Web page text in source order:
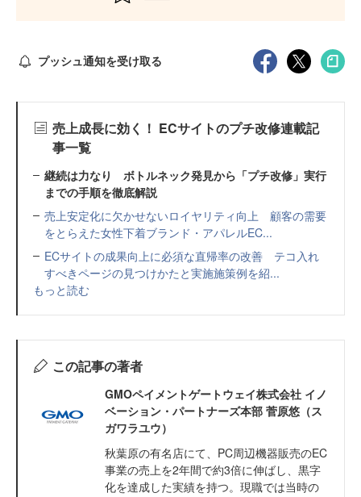
プッシュ通知を受け取る
売上成長に効く！ ECサイトのプチ改修連載記
事一覧
継続は力なり ボトルネック発見から「プチ改修」実行
までの手順を徹底解説
売上安定化に欠かせないロイヤリティ向上 顧客の需要
をとらえた女性下着ブランド・アパレルEC...
ECサイトの成果向上に必須な直帰率の改善 テコ入れ
すべきページの見つけかたと実施施策例を紹...
もっと読む
この記事の著者
GMOペイメントゲートウェイ株式会社 イノ
ベーション・パートナーズ本部 菅原悠（ス
ガワラユウ）
秋葉原の有名店にて、PC周辺機器販売のEC
事業の売上を2年間で約3倍に伸ばし、黒字
化を達成した実績を持つ。現職では当時の